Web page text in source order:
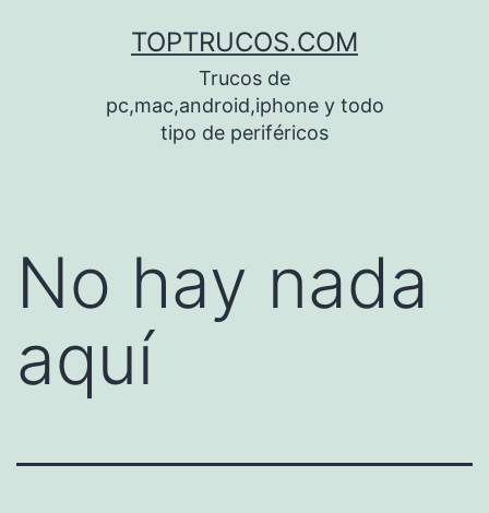
TOPTRUCOS.COM
Trucos de
pc,mac,android,iphone y todo
tipo de periféricos
No hay nada
aquí